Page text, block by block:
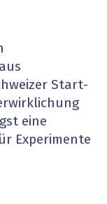
Start-
eine
Experimente